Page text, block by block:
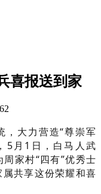
喜报送到家
，大力营造“尊崇军
5月1日，白马人武
家村“四有”优秀士
共享这份荣耀和喜